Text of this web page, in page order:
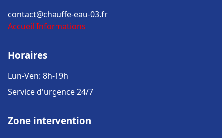
contact@chauffe-eau-03.fr
Accueil Informations
Horaires
Lun-Ven: 8h-19h
Service d'urgence 24/7
Zone intervention